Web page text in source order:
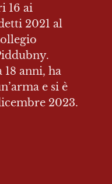
16 ai
2021 al
18 anni, ha
e si è
2023.